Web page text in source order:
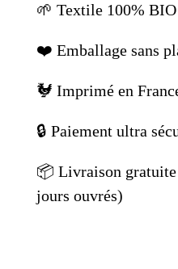
🌱 Textile 100%
❤️ Emballage sans
🐓 Imprimé en
🔒 Paiement ultra
📦 Livraison gratuite
jours ouvrés)